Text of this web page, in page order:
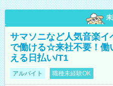
サマソニなど人気音楽
で働ける☆来社不要！働
える日払い/T1
アルバイト 職種未経験OK